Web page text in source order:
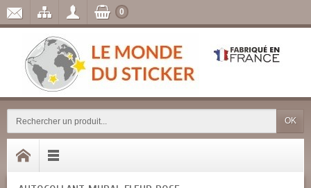
OK
0